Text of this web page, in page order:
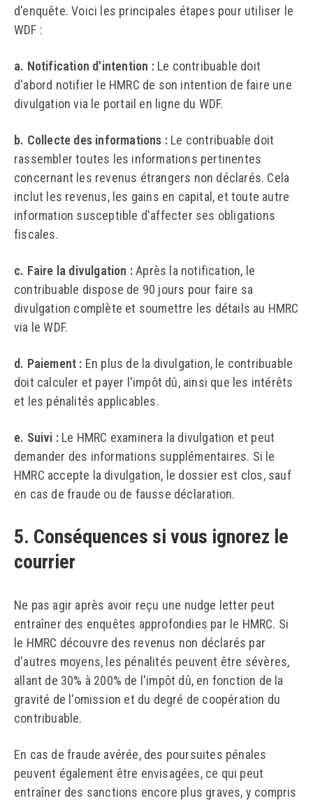
d'enquête. Voici les principales étapes pour utiliser le
WDF :
a. Notification d'intention :Le contribuable doit
d'abord notifier le HMRC de son intention de faire une
divulgation via le portail en ligne du WDF.
b. Collecte des informations : Le contribuable doit
rassembler toutes les informations pertinentes
concernant les revenus étrangers non déclarés. Cela
inclut les revenus, les gains en capital, et toute autre
information susceptible d'affecter ses obligations
fiscales.
c. Faire la divulgation :Après la notification, le
contribuable dispose de 90 jours pour faire sa
divulgation complète et soumettre les détails au HMRC
via le WDF.
d. Paiement : En plus de la divulgation, le contribuable
doit calculer et payer l'impôt dû, ainsi que les intérêts
et les pénalités applicables.
e. Suivi : Le HMRC examinera la divulgation et peut
demander des informations supplémentaires. Si le
HMRC accepte la divulgation, le dossier est clos, sauf
en cas de fraude ou de fausse déclaration.
5. Conséquences si vous ignorez le
courrier
Ne pas agir après avoir reçu une nudge letter peut
entraîner des enquêtes approfondies par le HMRC. Si
le HMRC découvre des revenus non déclarés par
d'autres moyens, les pénalités peuvent être sévères,
allant de 30% à 200% de l'impôt dû, en fonction de la
gravité de l'omission et du degré de coopération du
contribuable.
En cas de fraude avérée, des poursuites pénales
peuvent également être envisagées, ce qui peut
entraîner des sanctions encore plus graves, y compris